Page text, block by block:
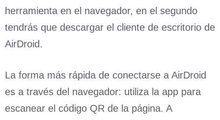
herramienta en el navegador, en el segundo
tendrás que descargar el cliente de escritorio de
AirDroid.
La forma más rápida de conectarse a AirDroid
es a través del navegador: utiliza la app para
escanear el código QR de la página. A